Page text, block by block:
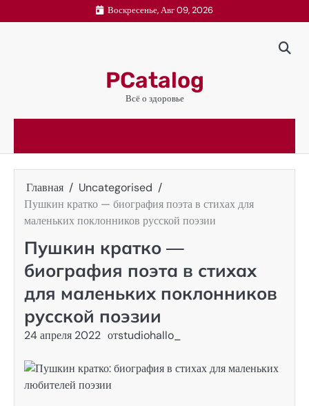
к
Воскресенье, Авг 09, 2026
PCatalog
Всё о здоровье
Главная
Uncategorised
Пушкин кратко — биография поэта в стихах для
маленьких поклонников русской поэзии
Пушкин кратко —
биография поэта в стихах
для маленьких поклонников
русской поэзии
24 апреля 2022 отstudiohallo_